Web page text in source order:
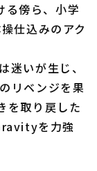
る傍ら、小学
仕込みのアク
迷いが生じ、
リベンジを果
を取り戻した
を力強